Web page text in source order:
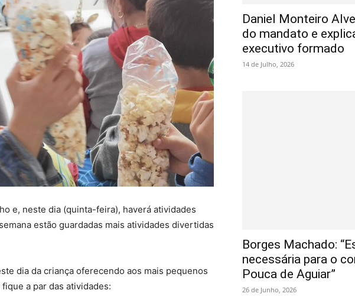
e, neste dia (quinta-feira), haverá atividades
estão guardadas mais atividades divertidas
dia da criança oferecendo aos mais pequenos
a par das atividades:
Daniel Monteiro
do mandato e
executivo formado
14 de Julho, 2026
Borges Machado:
necessária para o
Pouca de Aguiar”
26 de Junho, 2026